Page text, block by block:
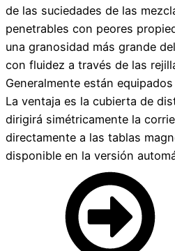
de las suciedades de las
penetrables con peores
una granosidad más grande
con fluidez a través de las
Generalmente están
La ventaja es la cubierta de
dirigirá simétricamente la
directamente a las tablas
disponible en la versión